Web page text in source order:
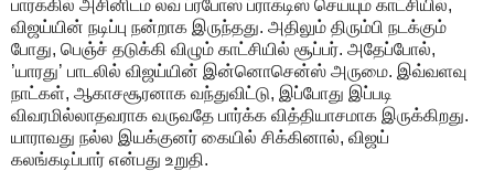
பார்க்கில் அசினிடம் லவ் ப்ரபோஸ் ப்ராக்டிஸ் செய்யும் காட்சியில்,
விஜய்யின் நடிப்பு நன்றாக இருந்தது. அதிலும் திரும்பி நடக்கும்
போது, பெஞ்ச் தடுக்கி விழும் காட்சியில் சூப்பர். அதேப்போல்,
’யாரது’ பாடலில் விஜய்யின் இன்னொசென்ஸ் அருமை. இவ்வளவு
நாட்கள், ஆகாசசூரனாக வந்துவிட்டு, இப்போது இப்படி
விவரமில்லாதவராக வருவதே பார்க்க வித்தியாசமாக இருக்கிறது.
யாராவது நல்ல இயக்குனர் கையில் சிக்கினால், விஜய்
கலங்கடிப்பார் என்பது உறுதி.